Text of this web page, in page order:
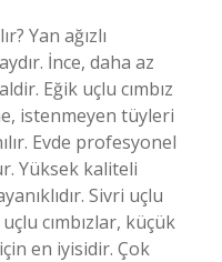
Yan ağızlı
İnce, daha az
Eğik uçlu cımbız
istenmeyen tüyleri
Evde profesyonel
Yüksek kaliteli
Sivri uçlu
cımbızlar, küçük
en iyisidir. Çok